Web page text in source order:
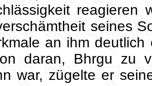
reagieren
seines
an ihm
daran, Bhrgu zu
war, zügelte er